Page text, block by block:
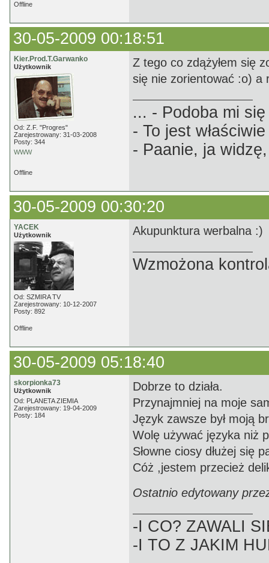
Offline
30-05-2009 00:18:51
Kier.Prod.T.Garwanko
Użytkownik
Od: Z.F. "Progres"
Zarejestrowany: 31-03-2008
Posty: 344
WWW
Z tego co zdążyłem się
się nie zorientować :o) a
... - Podoba mi
- To jest
- Paanie, ja
Offline
30-05-2009 00:30:20
YACEK
Użytkownik
Od: SZMIRA TV
Zarejestrowany: 10-12-2007
Posty: 892
Akupunktura werbalna :)
Wzmożona
Offline
30-05-2009 05:18:40
skorpionka73
Użytkownik
Od: PLANETA ZIEMIA
Zarejestrowany: 19-04-2009
Posty: 184
Dobrze to działa.
Przynajmniej na moje
Język zawsze był moją
Wolę używać języka niż
Słowne ciosy dłużej się
Cóż ,jestem przecież
Ostatnio edytowany
-I CO? ZAWALI
-I TO Z JAKIM